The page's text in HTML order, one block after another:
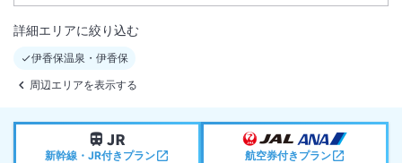
詳細エリアに絞り込む
伊香保温泉・伊香保
周辺エリアを表示する
新幹線・JR付きプラン 航空券付きプラン